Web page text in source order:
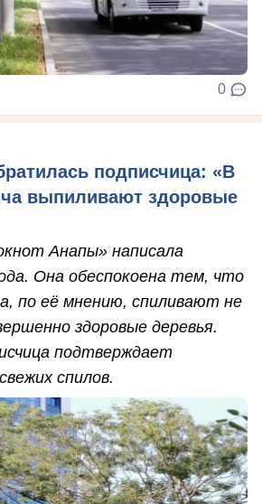
0
подписчица: «В
выпиливают здоровые
Анапы» написала
Она обеспокоена тем, что
по её мнению, спиливают не
здоровые деревья.
подтверждает
спилов.